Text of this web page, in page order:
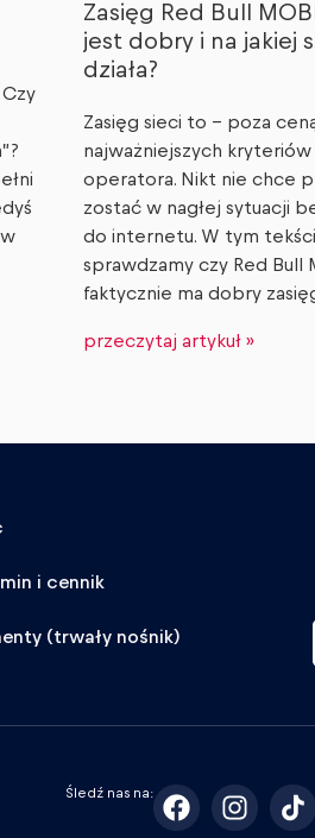
Zasięg Red Bull
jest dobry i na jakiej
działa?
Zasięg sieci to – poza
najważniejszych
operatora. Nikt nie chce
zostać w nagłej sytuacji
do internetu. W tym
sprawdzamy czy Red Bull
faktycznie ma dobry
przeczytaj artykuł »
i cennik
(trwały nośnik)
Śledź nas na: